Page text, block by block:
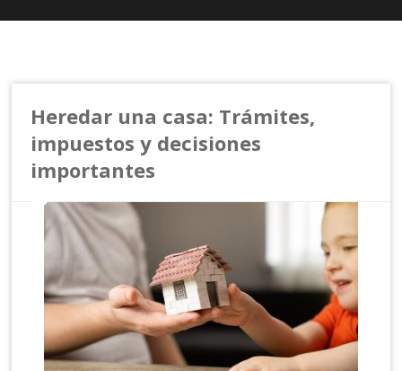
Heredar una casa: Trámites,
impuestos y decisiones
importantes